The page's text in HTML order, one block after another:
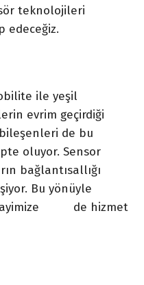
teknolojileri
edeceğiz.
ile yeşil
evrim geçirdiği
de bu
oluyor. Sensor
bağlantısallığı
Bu yönüyle
de hizmet